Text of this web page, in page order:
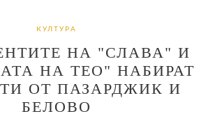
КУЛТУРА
НА "СЛАВА" И
НА ТЕО" НАБИРАТ
ОТ ПАЗАРДЖИК И
БЕЛОВО